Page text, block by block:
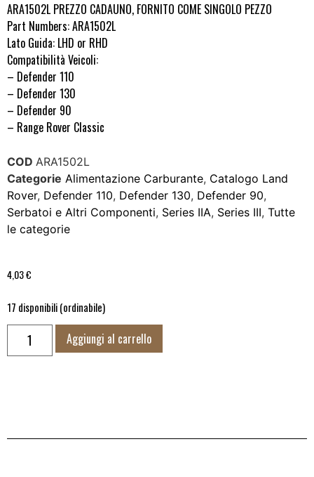
ARA1502L PREZZO CADAUNO, FORNITO COME SINGOLO PEZZO
Part Numbers: ARA1502L
Lato Guida: LHD or RHD
Compatibilità Veicoli:
– Defender 110
– Defender 130
– Defender 90
– Range Rover Classic
COD ARA1502L
Categorie Alimentazione Carburante, Catalogo Land
Rover, Defender 110, Defender 130, Defender 90,
Serbatoi e Altri Componenti, Series IIA, Series III, Tutte
le categorie
4,03€
17 disponibili (ordinabile)
Aggiungi al carrello